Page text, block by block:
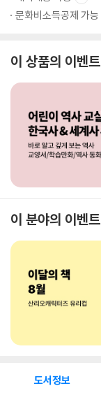
문화비소득공제 가능
이 상품의 이벤트
이 분야의 이벤트
도서정보